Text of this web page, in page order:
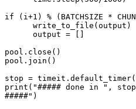
if (i+1) % (BATCHSIZE *
pool.close()
pool.join()
stop =
print("##### done in ",
#####")